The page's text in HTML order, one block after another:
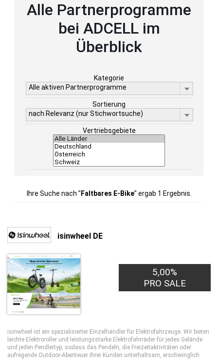
Alle Partnerprogramme
bei ADCELL im
Überblick
Kategorie
Alle aktiven Partnerprogramme
Sortierung
nach Relevanz (nur Stichwortsuche)
Vertriebsgebiete
Ihre Suche nach " Faltbares E-Bike" ergab 1 Ergebnis.
isinwheel DE
5,00%
PRO SALE
isinwheel ist ein spezialisierter Einzelhändler für Elektrofahrzeuge. Wir bieten
leichte Elektroroller und leistungsstarke Elektrofahrräder für jedes Gelände
und jeden Pendlertyp, sodass das Pendeln, die Freizeitaktivitäten oder
aufregende Outdoor-Abenteuer Ihrer Kunden unterhaltsam, erschwinglich